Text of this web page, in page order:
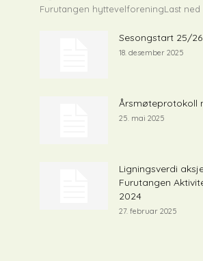
Furutangen hyttevelforeningLast ned
Sesongstart 25/26
18. desember 2025
Årsmøteprotokoll
25. mai 2025
Ligningsverdi
Furutangen
2024
27. februar 2025